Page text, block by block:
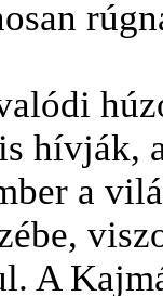
hívják,
a
A